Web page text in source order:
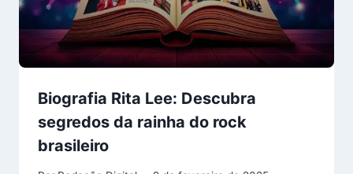
Biografia Rita Lee: Descubra
segredos da rainha do rock
brasileiro